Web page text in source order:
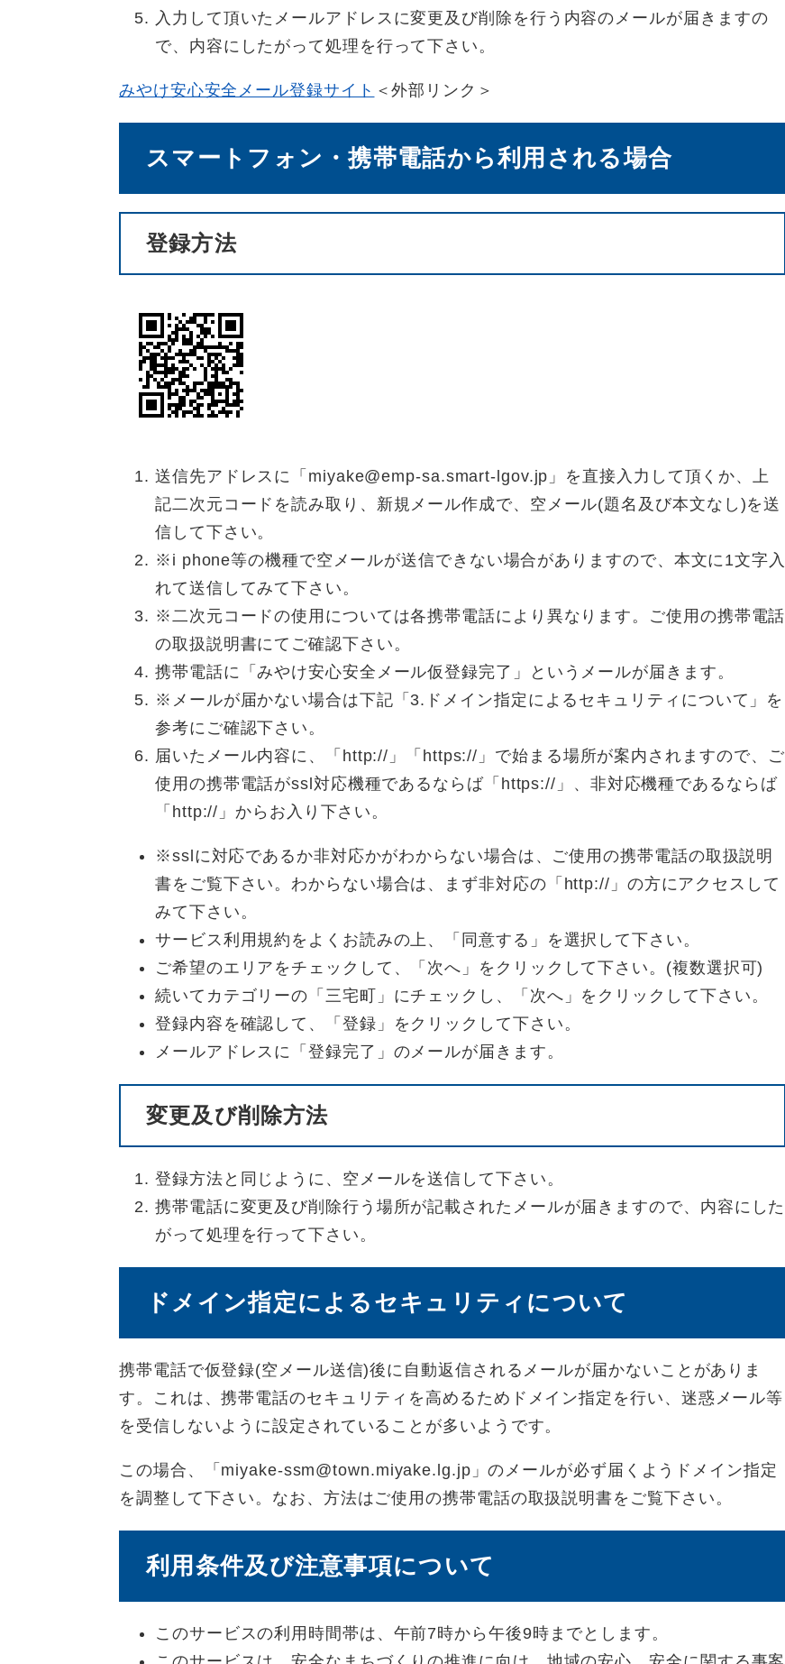
入力して頂いたメールアドレスに変更及び削除を行う内容のメールが届きますの
で、内容にしたがって処理を行って下さい。
みやけ安心安全メール登録サイト ＜外部リンク＞
スマートフォン・携帯電話から利用される場合
登録方法
送信先アドレスに「miyake@emp-sa.smart-lgov.jp」を直接入力して頂くか、上
記二次元コードを読み取り、新規メール作成で、空メール(題名及び本文なし)を送
信して下さい。
※i phone等の機種で空メールが送信できない場合がありますので、本文に1文字入
れて送信してみて下さい。
※二次元コードの使用については各携帯電話により異なります。ご使用の携帯電話
の取扱説明書にてご確認下さい。
携帯電話に「みやけ安心安全メール仮登録完了」というメールが届きます。
※メールが届かない場合は下記「3.ドメイン指定によるセキュリティについて」を
参考にご確認下さい。
届いたメール内容に、「http://」「https://」で始まる場所が案内されますので、ご
使用の携帯電話がssl対応機種であるならば「https://」、非対応機種であるならば
「http://」からお入り下さい。
※sslに対応であるか非対応かがわからない場合は、ご使用の携帯電話の取扱説明
書をご覧下さい。わからない場合は、まず非対応の「http://」の方にアクセスして
みて下さい。
サービス利用規約をよくお読みの上、「同意する」を選択して下さい。
ご希望のエリアをチェックして、「次へ」をクリックして下さい。(複数選択可)
続いてカテゴリーの「三宅町」にチェックし、「次へ」をクリックして下さい。
登録内容を確認して、「登録」をクリックして下さい。
メールアドレスに「登録完了」のメールが届きます。
変更及び削除方法
登録方法と同じように、空メールを送信して下さい。
携帯電話に変更及び削除行う場所が記載されたメールが届きますので、内容にした
がって処理を行って下さい。
ドメイン指定によるセキュリティについて
携帯電話で仮登録(空メール送信)後に自動返信されるメールが届かないことがありま
す。これは、携帯電話のセキュリティを高めるためドメイン指定を行い、迷惑メール等
を受信しないように設定されていることが多いようです。
この場合、「miyake-ssm@town.miyake.lg.jp」のメールが必ず届くようドメイン指定
を調整して下さい。なお、方法はご使用の携帯電話の取扱説明書をご覧下さい。
利用条件及び注意事項について
このサービスの利用時間帯は、午前7時から午後9時までとします。